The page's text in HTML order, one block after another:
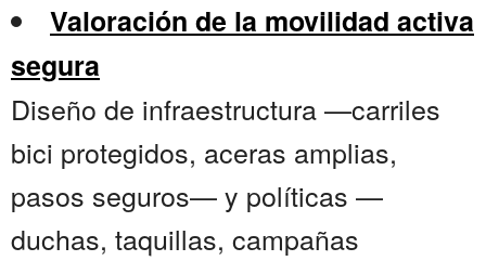
Valoración de la movilidad activa
segura
Diseño de infraestructura —carriles
bici protegidos, aceras amplias,
pasos seguros— y políticas —
duchas, taquillas, campañas